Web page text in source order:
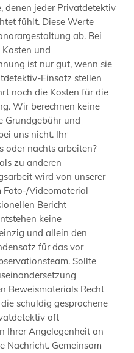
denen jeder Privatdetektiv
fühlt. Diese Werte
ab. Bei
und
ist nur gut, wenn sie
Einsatz stellen
noch die Kosten für die
Wir berechnen keine
Grundgebühr und
uns nicht. Ihr
oder nachts arbeiten?
zu anderen
wird von unserer
Foto-/Videomaterial
Bericht
keine
und allein den
für das vor
Sollte
Beweismaterials Recht
schuldig gesprochene
oft
Ihrer Angelegenheit an
Nachricht. Gemeinsam